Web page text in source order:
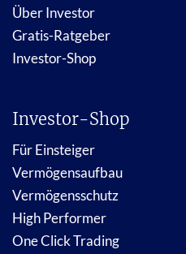
Über Investor
Gratis-Ratgeber
Investor-Shop
Investor-Shop
Für Einsteiger
Vermögensaufbau
Vermögensschutz
High Performer
One Click Trading